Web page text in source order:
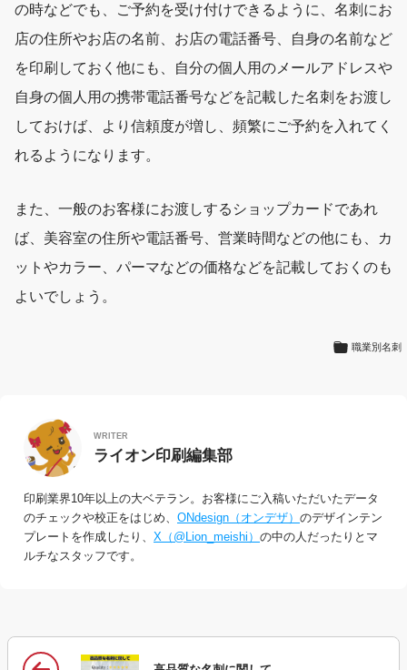
の時などでも、ご予約を受け付けできるように、名刺にお
店の住所やお店の名前、お店の電話番号、自身の名前など
を印刷しておく他にも、自分の個人用のメールアドレスや
自身の個人用の携帯電話番号などを記載した名刺をお渡し
しておけば、より信頼度が増し、頻繁にご予約を入れてく
れるようになります。
また、一般のお客様にお渡しするショップカードであれ
ば、美容室の住所や電話番号、営業時間などの他にも、カ
ットやカラー、パーマなどの価格などを記載しておくのも
よいでしょう。
職業別名刺
WRITER
ライオン印刷編集部
印刷業界10年以上の大ベテラン。お客様にご入稿いただいたデータ
のチェックや校正をはじめ、 ONdesign（オンデザ） のデザインテン
プレートを作成したり、 X（@Lion_meishi） の中の人だったりとマ
ルチなスタッフです。